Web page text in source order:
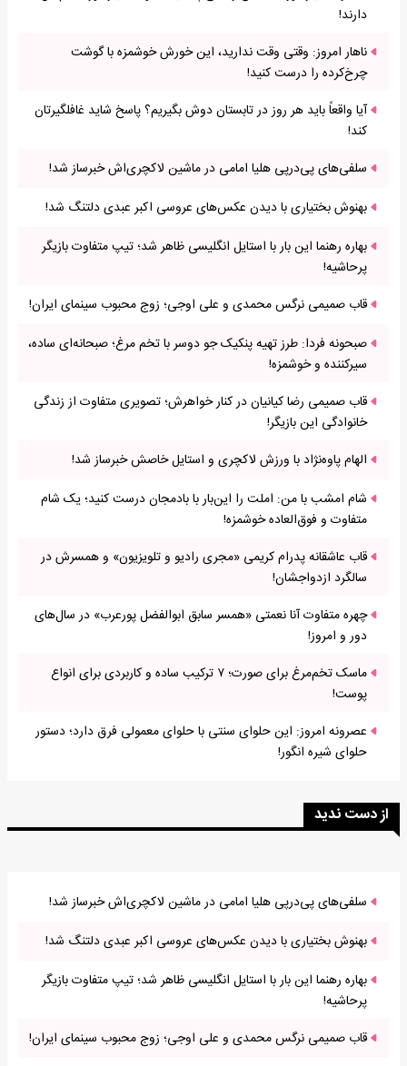
دارند!
ناهار امروز: وقتی وقت ندارید، این خورش خوشمزه با گوشت
چرخ‌کرده را درست کنید!
آیا واقعاً باید هر روز در تابستان دوش بگیریم؟ پاسخ شاید غافلگیرتان
کند!
سلفی‌های پی‌درپی هلیا امامی در ماشین لاکچری‌اش خبرساز شد!
بهنوش بختیاری با دیدن عکس‌های عروسی اکبر عبدی دلتنگ شد!
بهاره رهنما این بار با استایل انگلیسی ظاهر شد؛ تیپ متفاوت بازیگر
پرحاشیه!
قاب صمیمی نرگس محمدی و علی اوجی؛ زوج محبوب سینمای ایران!
صبحونه فردا: طرز تهیه پنکیک جو دوسر با تخم مرغ؛ صبحانه‌ای ساده،
سیرکننده و خوشمزه!
قاب صمیمی رضا کیانیان در کنار خواهرش؛ تصویری متفاوت از زندگی
خانوادگی این بازیگر!
الهام پاوه‌نژاد با ورزش لاکچری و استایل خاصش خبرساز شد!
شام امشب با من: املت را این‌بار با بادمجان درست کنید؛ یک شام
متفاوت و فوق‌العاده خوشمزه!
قاب عاشقانه پدرام کریمی «مجری رادیو و تلویزیون» و همسرش در
سالگرد ازدواجشان!
چهره متفاوت آنا نعمتی «همسر سابق ابوالفضل پورعرب» در سال‌های
دور و امروز!
ماسک تخم‌مرغ برای صورت؛ ۷ ترکیب ساده و کاربردی برای انواع
پوست!
عصرونه امروز: این حلوای سنتی با حلوای معمولی فرق دارد؛ دستور
حلوای شیره انگور!
از دست ندید
سلفی‌های پی‌درپی هلیا امامی در ماشین لاکچری‌اش خبرساز شد!
بهنوش بختیاری با دیدن عکس‌های عروسی اکبر عبدی دلتنگ شد!
بهاره رهنما این بار با استایل انگلیسی ظاهر شد؛ تیپ متفاوت بازیگر
پرحاشیه!
قاب صمیمی نرگس محمدی و علی اوجی؛ زوج محبوب سینمای ایران!